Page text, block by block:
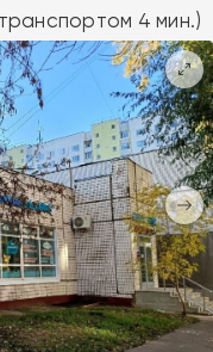
4 мин.)